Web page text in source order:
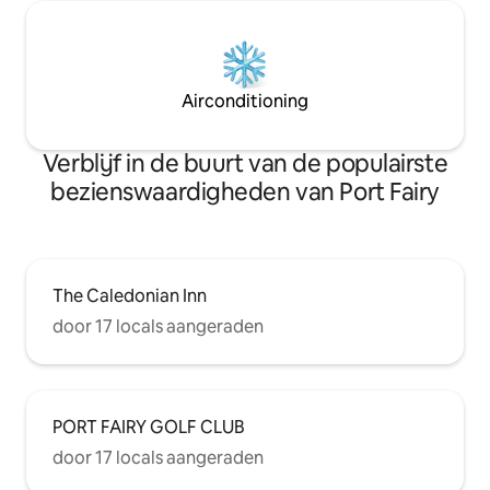
Airconditioning
Verblijf in de buurt van de populairste
bezienswaardigheden van Port Fairy
The Caledonian Inn
door 17 locals aangeraden
PORT FAIRY GOLF CLUB
door 17 locals aangeraden